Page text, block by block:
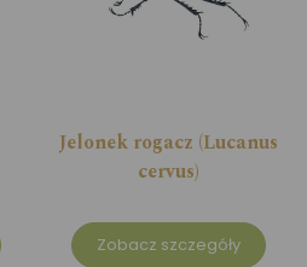
Jelonek rogacz (Lucanus
cervus)
Zobacz szczegóły